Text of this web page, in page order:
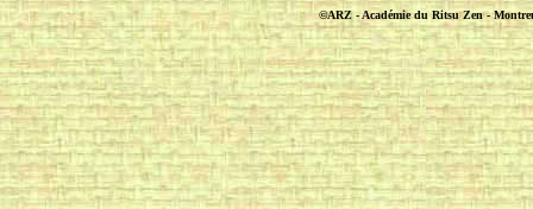
©ARZ - Académie du Ritsu Zen -